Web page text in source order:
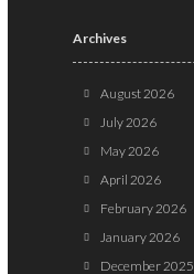
Archives
August 2026
July 2026
May 2026
April 2026
February 2026
January 2026
December 2025